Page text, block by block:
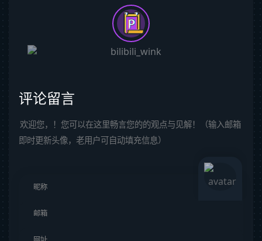
评论留言
欢迎您，！您可以在这里畅言您的的观点与见解！（输入邮箱
即时更新头像，老用户可自动填充信息）